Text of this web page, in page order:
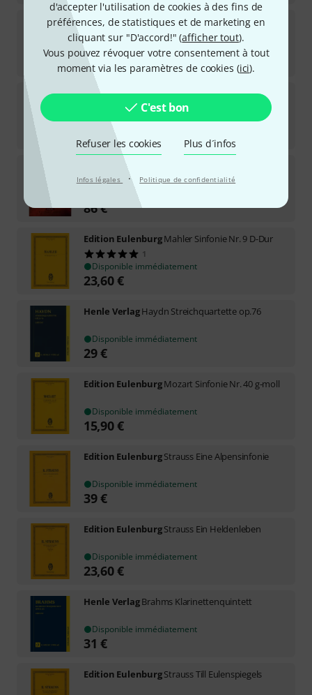
d'accepter l'utilisation de cookies à des fins de
préférences, de statistiques et de marketing en
cliquant sur "D'accord!" (afficher tout).
Vous pouvez révoquer votre consentement à tout
moment via les paramètres de cookies (ici).
C'est bon
Refuser les cookies Plus d´infos
Infos légales · Politique de confidentialité
Edition Eulenburg Mozart Eine kleine Nachtmusik
Disponible immédiatement
15,30 €
Edition EulenburgBruckner Sinfonie Nr. 4/2
Disponible immédiatement
23,90€
Omni Music Publishing
Disponible immédiatement
86€
Edition EulenburgMahler Sinfonie Nr. 9 D-Dur
1
Disponible immédiatement
23,60€
Henle VerlagHaydn Streichquartette op.76
Disponible immédiatement
29€
Edition EulenburgMozart Sinfonie Nr. 40 g-moll
Disponible immédiatement
15,90€
Edition EulenburgStrauss Eine Alpensinfonie
Disponible immédiatement
39€
Edition EulenburgStrauss Ein Heldenleben
Disponible immédiatement
23,60€
Henle VerlagBrahms Klarinettenquintett
Disponible immédiatement
31 €
Edition EulenburgStrauss Till Eulenspiegels